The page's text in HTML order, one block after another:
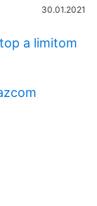
30.01.2021
a limitom